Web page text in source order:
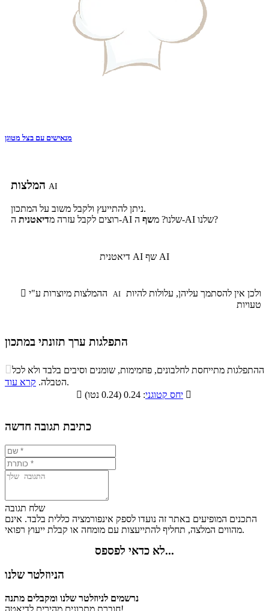
מנאישים עם בצל מטוגן
AI
ניתן להתייעץ ולקבל משוב על המתכון.
רוצים לקבל עזרה מדיאטנית ה-AI שלנו? משף ה-AI שלנו?
דיאטנית AI שף AI
 AI
טעויות
התפלגות ערך תזונתי במתכון
התפלגות ערך תזונתי במתכון
סיבים
תזונתיים
שומנים חלבונים
13.4% 67.5%
ההתפלגות מתייחסת לחלבונים, פחמימות, שומנים וסיבים בלבד ולא לכל
הטבלה. קרא עוד
.

יחס קטוגני 
כתיבת תגובה חדשה
שלח תגובה
התכנים המופיעים באתר זה נועדו לספק אינפורמציה כללית בלבד. אינם
מהווים המלצה, תחליף להתייעצות עם מומחה או קבלת ייעוץ רפואי.
לא כדאי לפספס...
הניוזלטר שלנו
נרשמים לניוזלטר שלנו ומקבלים מתנה
חוברת מתכונים מהירים לדיאטה!